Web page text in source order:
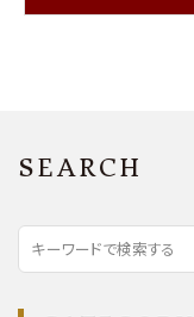
SEARCH